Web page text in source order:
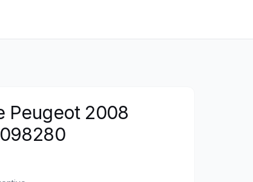
Peugeot 2008